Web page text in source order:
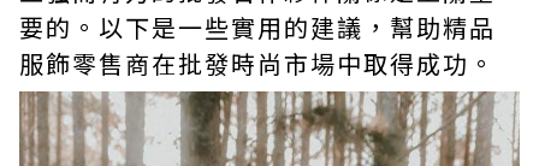
要的。以下是一些實用的建議，幫助精品
服飾零售商在批發時尚市場中取得成功。